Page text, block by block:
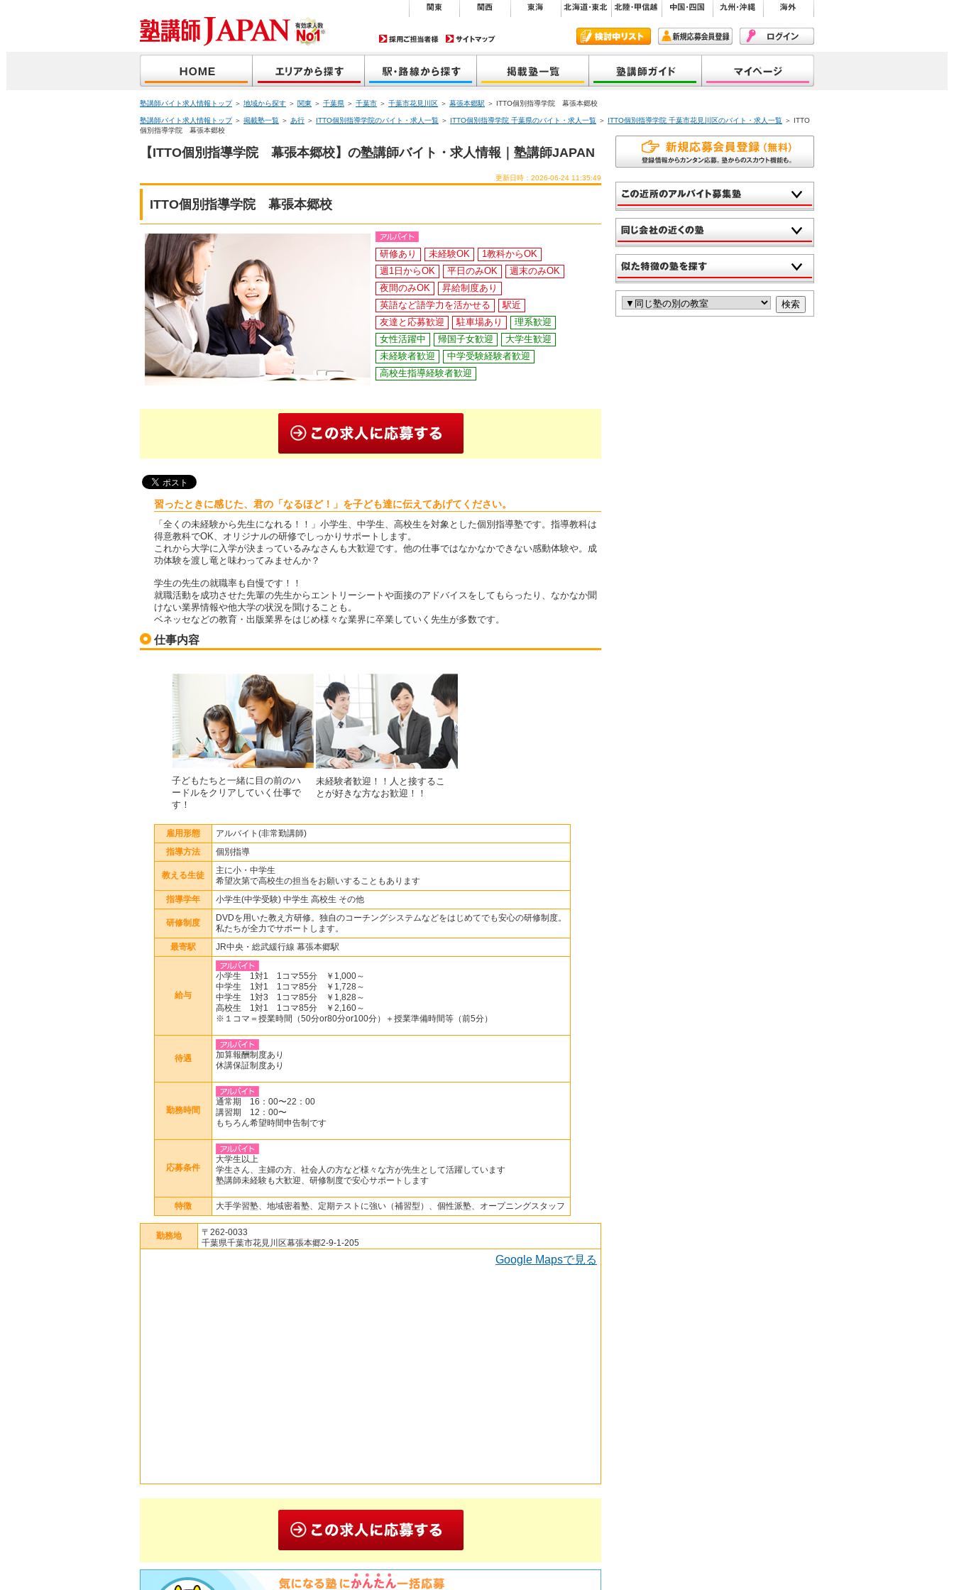
塾講師バイト求人情報トップ＞ 地域から探す ＞ 関東 ＞ 千葉県 ＞ 千葉市 ＞ 千葉市花見川区 ＞ 幕張本郷駅 ＞ ITTO個別指導学院 幕張本郷校
塾講師バイト求人情報トップ＞ 掲載塾一覧 ＞ あ行 ＞ ITTO個別指導学院のバイト・求人一覧 ＞ ITTO個別指導学院 千葉県のバイト・求人一覧 ＞ ITTO個別指導学院 千葉市花見川区のバイト・求人一覧 ＞ ITTO
個別指導学院 幕張本郷校
【ITTO個別指導学院 幕張本郷校】の塾講師バイト・求人情報｜塾講師JAPAN
更新日時：2026-06-24 11:35:49
ITTO個別指導学院 幕張本郷校
研修あり 未経験OK
1教科からOK
週1日からOK
平日のみOK
週末のみOK
夜間のみOK
昇給制度あり
英語など語学力を活かせる
駅近
友達と応募歓迎
駐車場あり
理系歓迎
女性活躍中
帰国子女歓迎
大学生歓迎
未経験者歓迎
中学受験経験者歓迎
高校生指導経験者歓迎
習ったときに感じた、君の「なるほど！」を子ども達に伝えてあげてください。
「全くの未経験から先生になれる！！」小学生、中学生、高校生を対象とした個別指導塾です。指導教科は
得意教科でOK、オリジナルの研修でしっかりサポートします。
これから大学に入学が決まっているみなさんも大歓迎です。他の仕事ではなかなかできない感動体験や。成
功体験を渡し竜と味わってみませんか？
学生の先生の就職率も自慢です！！
就職活動を成功させた先輩の先生からエントリーシートや面接のアドバイスをしてもらったり、なかなか聞
けない業界情報や他大学の状況を聞けることも。
ベネッセなどの教育・出版業界をはじめ様々な業界に卒業していく先生が多数です。
仕事内容
子どもたちと一緒に目の前のハ
ードルをクリアしていく仕事で
す！
未経験者歓迎！！人と接するこ
とが好きな方なお歓迎！！
雇用形態 アルバイト(非常勤講師)
指導方法 個別指導
教える生徒
主に小・中学生
希望次第で高校生の担当をお願いすることもあります
指導学年 小学生(中学受験) 中学生 高校生 その他
研修制度
DVDを用いた教え方研修。独自のコーチングシステムなどをはじめてでも安心の研修制度。
私たちが全力でサポートします。
最寄駅 JR中央・総武緩行線 幕張本郷駅
給与
小学生 1対1 1コマ55分 ￥1,000～
中学生 1対1 1コマ85分 ￥1,728～
中学生 1対3 1コマ85分 ￥1,828～
高校生 1対1 1コマ85分 ￥2,160～
※１コマ＝授業時間（50分or80分or100分）＋授業準備時間等（前5分）
待遇
加算報酬制度あり
休講保証制度あり
勤務時間
通常期 16：00〜22：00
講習期 12：00〜
もちろん希望時間申告制です
応募条件
大学生以上
学生さん、主婦の方、社会人の方など様々な方が先生として活躍しています
塾講師未経験も大歓迎、研修制度で安心サポートします
特徴 大手学習塾、地域密着塾、定期テストに強い（補習型）、個性派塾、オープニングスタッフ
勤務地
〒262-0033
千葉県千葉市花見川区幕張本郷2-9-1-205
Google Mapsで見る